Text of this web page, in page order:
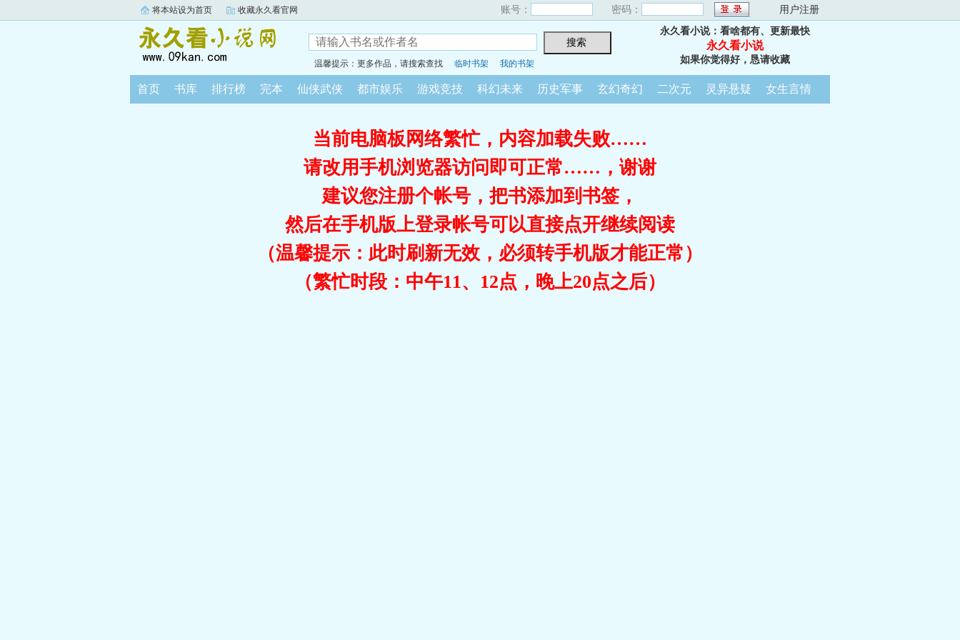
将本站设为首页 收藏永久看官网 账号： 密码： 用户注册
温馨提示：更多作品，请搜索查找 临时书架 我的书架
永久看小说：看啥都有、更新最快
永久看小说
如果你觉得好，恳请收藏
首页 书库 排行榜 完本 仙侠武侠 都市娱乐 游戏竞技 科幻未来 历史军事 玄幻奇幻 二次元 灵异悬疑 女生言情
当前电脑板网络繁忙，内容加载失败……
请改用手机浏览器访问即可正常……，谢谢
建议您注册个帐号，把书添加到书签，
然后在手机版上登录帐号可以直接点开继续阅读
（温馨提示：此时刷新无效，必须转手机版才能正常）
（繁忙时段：中午11、12点，晚上20点之后）